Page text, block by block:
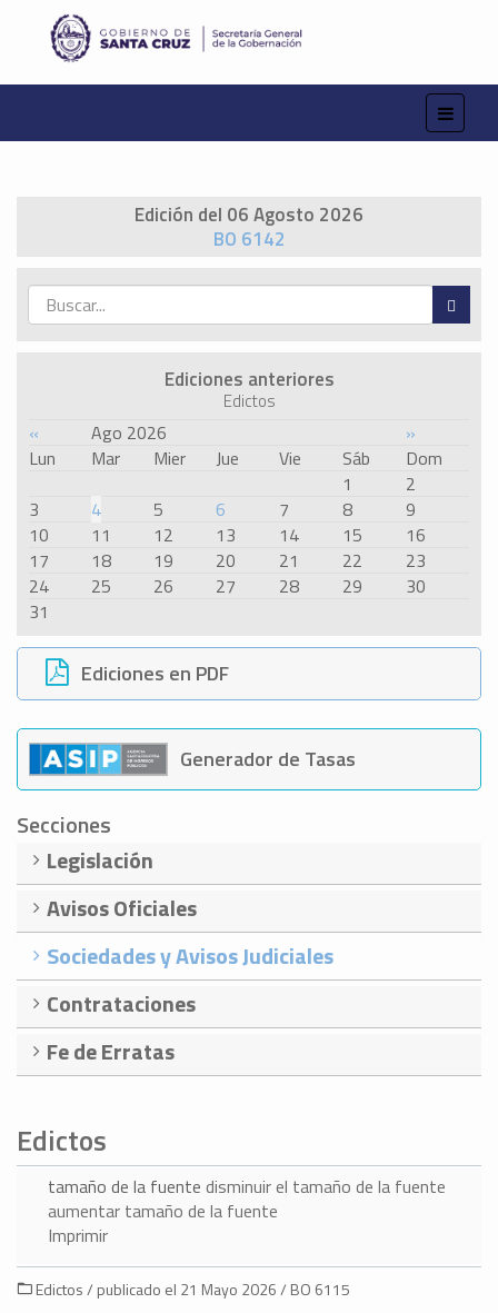
Edición del 06 Agosto 2026
BO 6142
Ediciones anteriores
Edictos
« Ago 2026
»
Lun
Mar Mier Jue Vie Sáb
Dom
1
2
3
4 5 6 7 8
9
10
11 12 13 14 15
16
17
18 19 20 21 22
23
24
25 26 27 28 29
30
31
Ediciones en PDF
Generador de Tasas
Secciones
Legislación
Avisos Oficiales
Sociedades y Avisos Judiciales
Contrataciones
Fe de Erratas
Edictos
tamaño de la fuente disminuir el tamaño de la fuente
aumentar tamaño de la fuente
Imprimir
Edictos / publicado el 21 Mayo 2026 / BO 6115